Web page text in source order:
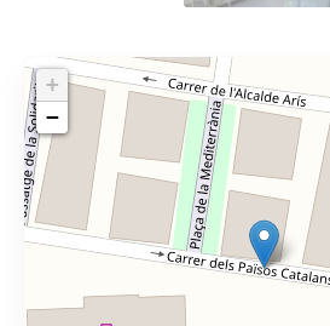
+
−